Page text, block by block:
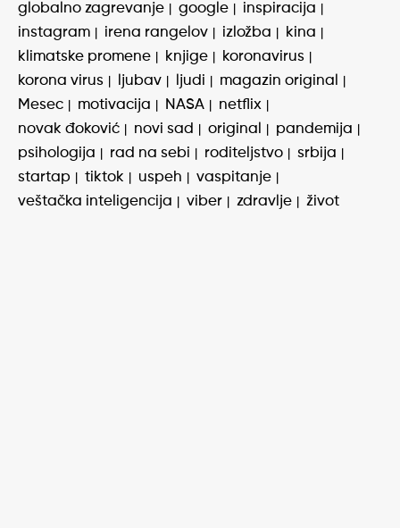
globalno zagrevanje
google
inspiracija
instagram
irena rangelov izložba
kina
klimatske promene
knjige
koronavirus
korona virus
ljubav ljudi
magazin original
Mesec
motivacija NASA
netflix
novak đoković
novi sad original
pandemija
psihologija
rad na sebi roditeljstvo
srbija
startap
tiktok uspeh
vaspitanje
veštačka inteligencija
viber zdravlje život